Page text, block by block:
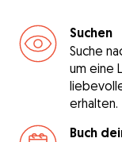
Suchen
Suche
um eine
erhalten.
Buch